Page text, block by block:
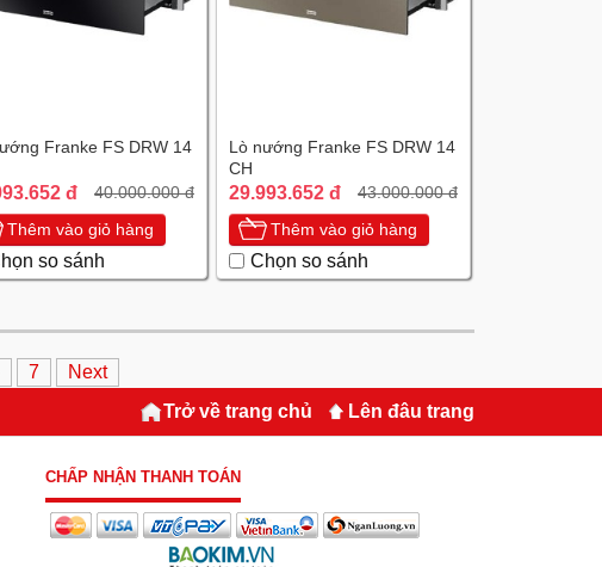
Franke FS DRW 14
đ 40.000.000 đ
Thêm vào giỏ hàng
so sánh
Lò nướng Franke FS DRW 14
CH
29.993.652 đ 43.000.000 đ
Thêm vào giỏ hàng
Chọn so sánh
7 Next
Lên đâu trang
Trở về trang chủ
CHẤP NHẬN THANH TOÁN